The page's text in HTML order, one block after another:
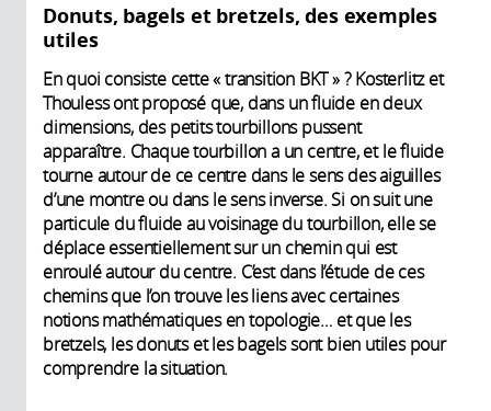
Donuts, bagels et bretzels, des exemples
utiles
En quoi consiste cette « transition BKT » ? Kosterlitz et
Thouless ont proposé que, dans un fluide en deux
dimensions, des petits tourbillons pussent
apparaître. Chaque tourbillon a un centre, et le fluide
tourne autour de ce centre dans le sens des aiguilles
d’une montre ou dans le sens inverse. Si on suit une
particule du fluide au voisinage du tourbillon, elle se
déplace essentiellement sur un chemin qui est
enroulé autour du centre. C’est dans l’étude de ces
chemins que l’on trouve les liens avec certaines
notions mathématiques en topologie… et que les
bretzels, les donuts et les bagels sont bien utiles pour
comprendre la situation.